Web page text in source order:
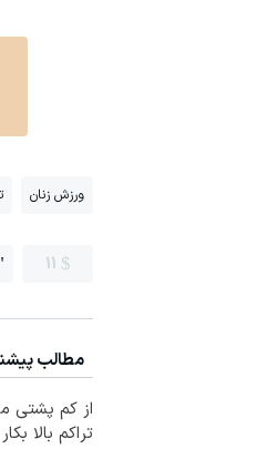
ورزش زنان
11
مطالب
از کم پشتی
تراکم بالا بکار